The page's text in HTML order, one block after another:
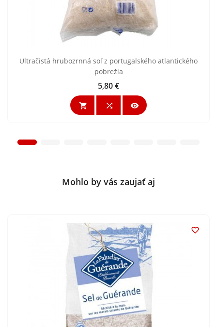
Ultračistá hrubozrnná soľ z portugalského atlantického
pobrežia
Cena
5,80 €
  
Mohlo by vás zaujať aj
